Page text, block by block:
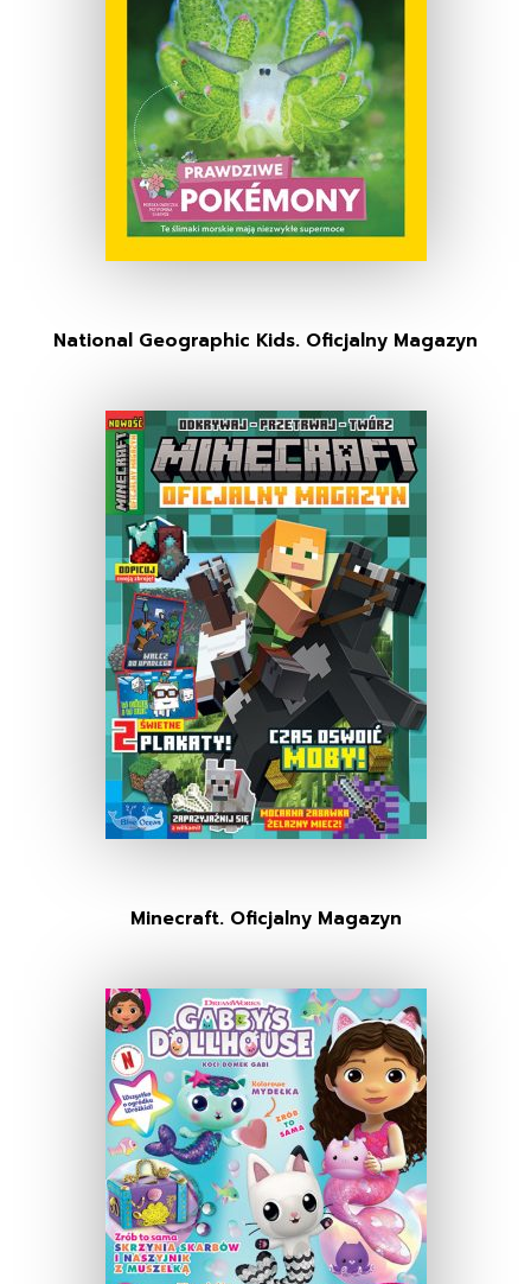
National Geographic Kids. Oficjalny Magazyn
Minecraft. Oficjalny Magazyn